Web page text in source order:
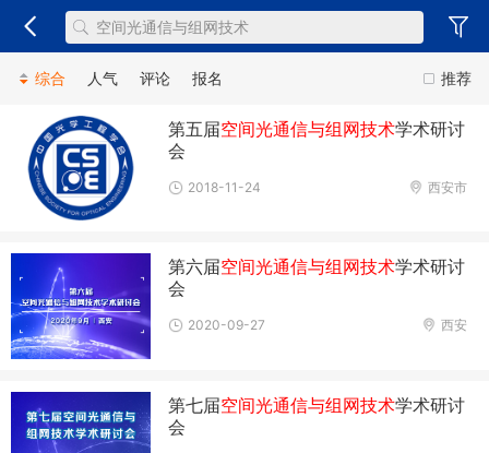
推荐
综合 人气 评论 报名
第五届空间光通信与组网技术学术研讨
会
西安市
2018-11-24
第六届空间光通信与组网技术学术研讨
会
西安
2020-09-27
第七届空间光通信与组网技术学术研讨
会